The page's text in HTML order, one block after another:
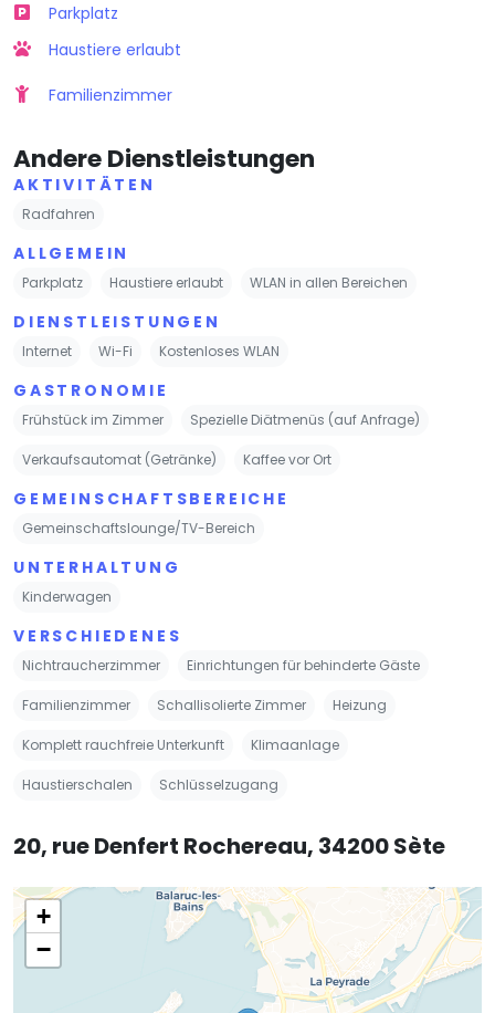
Parkplatz
Haustiere erlaubt
Familienzimmer
Andere Dienstleistungen
AKTIVITÄTEN
Radfahren
ALLGEMEIN
Parkplatz Haustiere erlaubt WLAN in allen Bereichen
DIENSTLEISTUNGEN
Internet Wi-Fi Kostenloses WLAN
GASTRONOMIE
Frühstück im Zimmer Spezielle Diätmenüs (auf Anfrage)
Verkaufsautomat (Getränke) Kaffee vor Ort
GEMEINSCHAFTSBEREICHE
Gemeinschaftslounge/TV-Bereich
UNTERHALTUNG
Kinderwagen
VERSCHIEDENES
Nichtraucherzimmer Einrichtungen für behinderte Gäste
Familienzimmer Schallisolierte Zimmer Heizung
Komplett rauchfreie Unterkunft Klimaanlage
Haustierschalen Schlüsselzugang
20, rue Denfert Rochereau, 34200 Sète
+
−